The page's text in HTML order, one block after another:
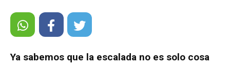
Ya sabemos que la escalada no es solo cosa